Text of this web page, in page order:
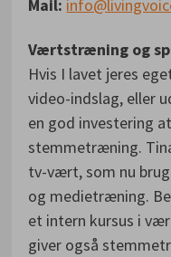
Mail:
Værtstræning og
Hvis I lavet jeres
video-indslag, eller
en god investering
stemmetræning.
tv-vært, som nu
og medietræning.
et intern kursus i
giver også